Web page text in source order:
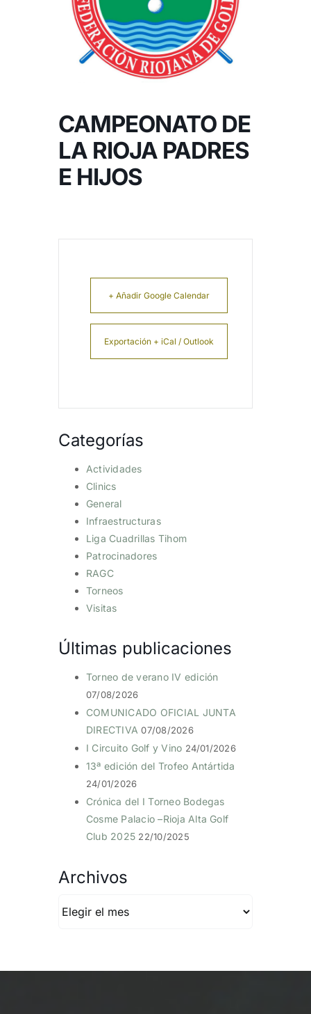
OFERTAS
RESERVAR
CAMPEONATO DE
LA RIOJA PADRES
E HIJOS
+ Añadir Google Calendar
Exportación + iCal / Outlook
Categorías
Actividades
Clinics
General
Infraestructuras
Liga Cuadrillas Tihom
Patrocinadores
RAGC
Torneos
Visitas
Últimas publicaciones
Torneo de verano IV edición
07/08/2026
COMUNICADO OFICIAL JUNTA
DIRECTIVA 07/08/2026
I Circuito Golf y Vino 24/01/2026
13ª edición del Trofeo Antártida
24/01/2026
Crónica del I Torneo Bodegas
Cosme Palacio –Rioja Alta Golf
Club 2025 22/10/2025
Archivos